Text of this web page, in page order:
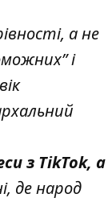
а не
і
з TikTok, а
де народ